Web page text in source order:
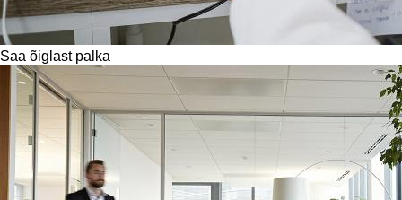
Saa õiglast palka